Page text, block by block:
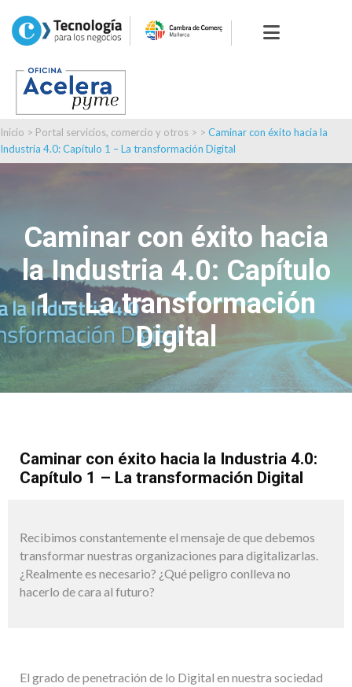
Inicio > Portal servicios, comercio y otros > > Caminar con éxito hacia la
Industria 4.0: Capítulo 1 – La transformación Digital
Caminar con éxito hacia
la Industria 4.0: Capítulo
1 – La transformación
Digital
Caminar con éxito hacia la Industria 4.0:
Capítulo 1 – La transformación Digital
Recibimos constantemente el mensaje de que debemos
transformar nuestras organizaciones para digitalizarlas.
¿Realmente es necesario? ¿Qué peligro conlleva no
hacerlo de cara al futuro?
El grado de penetración de lo Digital en nuestra sociedad